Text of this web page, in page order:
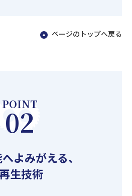
ページのトップへ戻る
POINT
02
よみがえる、
生技術